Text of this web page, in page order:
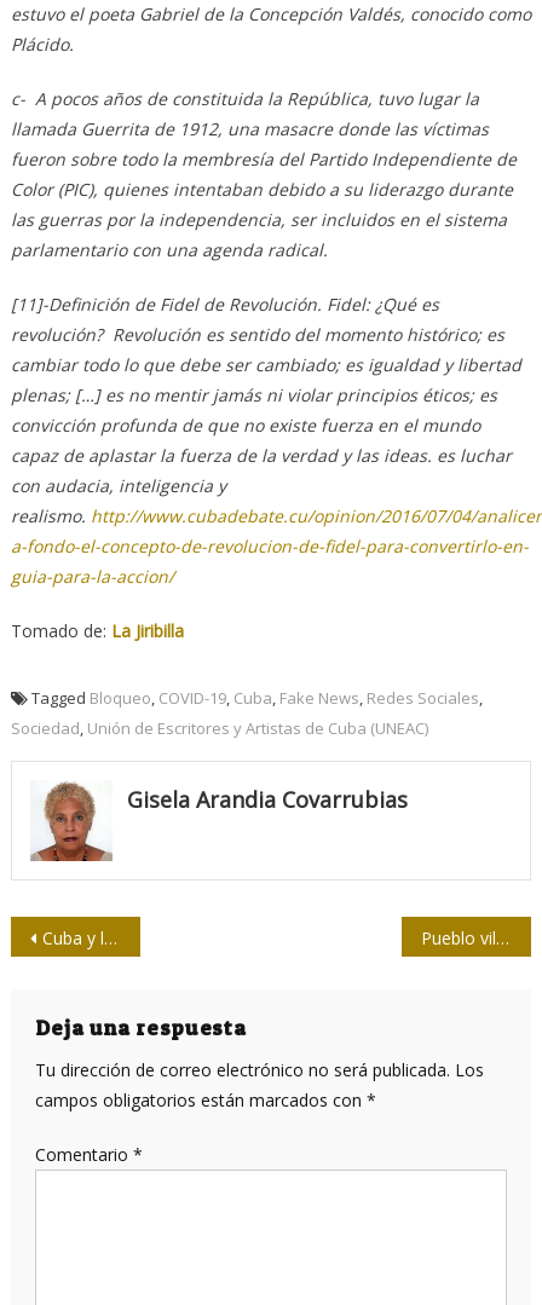
estuvo el poeta Gabriel de la Concepción Valdés, conocido como
Plácido.
c- A pocos años de constituida la República, tuvo lugar la
llamada Guerrita de 1912, una masacre donde las víctimas
fueron sobre todo la membresía del Partido Independiente de
Color (PIC), quienes intentaban debido a su liderazgo durante
las guerras por la independencia, ser incluidos en el sistema
parlamentario con una agenda radical.
[11]-Definición de Fidel de Revolución. Fidel: ¿Qué es
revolución? Revolución es sentido del momento histórico; es
cambiar todo lo que debe ser cambiado; es igualdad y libertad
plenas; […] es no mentir jamás ni violar principios éticos; es
convicción profunda de que no existe fuerza en el mundo
capaz de aplastar la fuerza de la verdad y las ideas. es luchar
con audacia, inteligencia y
realismo. http://www.cubadebate.cu/opinion/2016/07/04/
a-fondo-el-concepto-de-revolucion-de-fidel-para-convertirlo-en-
guia-para-la-accion/
Tomado de: La Jiribilla
Tagged Bloqueo COVID-19, Cuba Fake News Redes Sociales
Sociedad Unión de Escritores y Artistas de Cuba (UNEAC)
Gisela Arandia Covarrubias
Navegación
entradas
Cuba y las prioridades Pueblo villaclareño envía ayuda solidaria a Matanzas
Deja una respuesta
Tu dirección de correo electrónico no será publicada. Los
campos obligatorios están marcados con *
Comentario *